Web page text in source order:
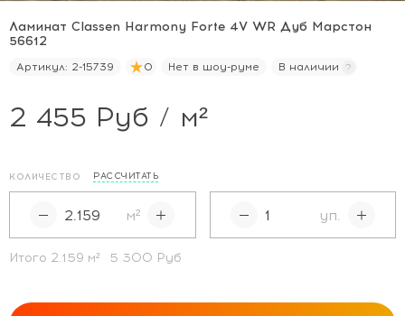
Ламинат Classen Harmony Forte 4V WR Дуб Марстон
56612
Артикул: 2-15739 0 Нет в шоу-руме В наличии
2 455 Руб / м²
КОЛИЧЕСТВО РАССЧИТАТЬ
м² уп.
Итого 2.159 м² 5 300 Руб